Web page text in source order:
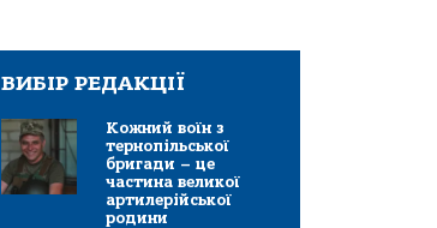
ВИБІР РЕДАКЦІЇ
Кожний воїн з
тернопільської
бригади – це
частина великої
артилерійської
родини